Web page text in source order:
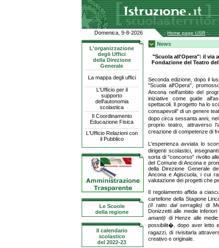
Domenica, 9-8-2026 .: Home page USR :.
L'organizzazione
degli Uffici
della Direzione
Generale
La mappa degli uffici
L'Ufficio per il
supporto
dell'autonomia
scolastica
Il Coordinamento
Educazione Fisica
L'Ufficio Relazioni con
il Pubblico
Le Scuole
della regione
Il calendario
scolastico
del 2022-23
News
"Scuola all'Opera": il via
Fondazione del Teatro
Seconda edizione, dopo il
"Scuola all'Opera",
Ancona nell'ambito del
iniziative come guide
spettacoli. Il progetto ha lo
consapevoli" di un genere
dopo circa sessanta anni,
proprio teatro, attraverso
creazione di competenze di
L'esperienza avviata lo
dirigenti scolastici,
sorta di "concorso" rivolto
del Comune di Ancona e
della Direzione Generale
Ancona e Agiscuola, i cui
valutazione dei progetti che
Il regolamento affida a
cartellone della Stagione
(Il ratto dal serraglio)
di
Donizzetti alle medie
amanti) di Henze alle
possibilit�, dopo aver letto
ragazzi, di rivisitarla
creativo e originale.